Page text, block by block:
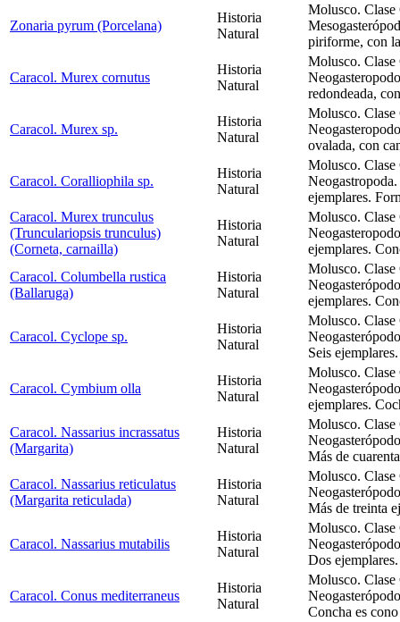
Zonaria pyrum (Porcelana)
Historia
Natural
Molusco. Clase
piriforme, con
Caracol. Murex cornutus
Historia
Natural
Molusco. Clase
redondeada,
Caracol. Murex sp.
Historia
Natural
Molusco. Clase
ovalada, con
Caracol. Coralliophila sp.
Historia
Natural
Molusco. Clase
ejemplares.
Caracol. Murex trunculus
(Trunculariopsis trunculus)
(Corneta, carnailla)
Historia
Natural
Molusco. Clase
ejemplares.
Caracol. Columbella rustica
(Ballaruga)
Historia
Natural
Molusco. Clase
ejemplares.
Caracol. Cyclope sp.
Historia
Natural
Molusco. Clase
Seis
Caracol. Cymbium olla
Historia
Natural
Molusco. Clase
ejemplares.
Caracol. Nassarius incrassatus
(Margarita)
Historia
Natural
Molusco. Clase
Más de
Caracol. Nassarius reticulatus
(Margarita reticulada)
Historia
Natural
Molusco. Clase
Más de treinta
Caracol. Nassarius mutabilis
Historia
Natural
Molusco. Clase
Dos
Caracol. Conus mediterraneus
Historia
Natural
Molusco. Clase
Concha es